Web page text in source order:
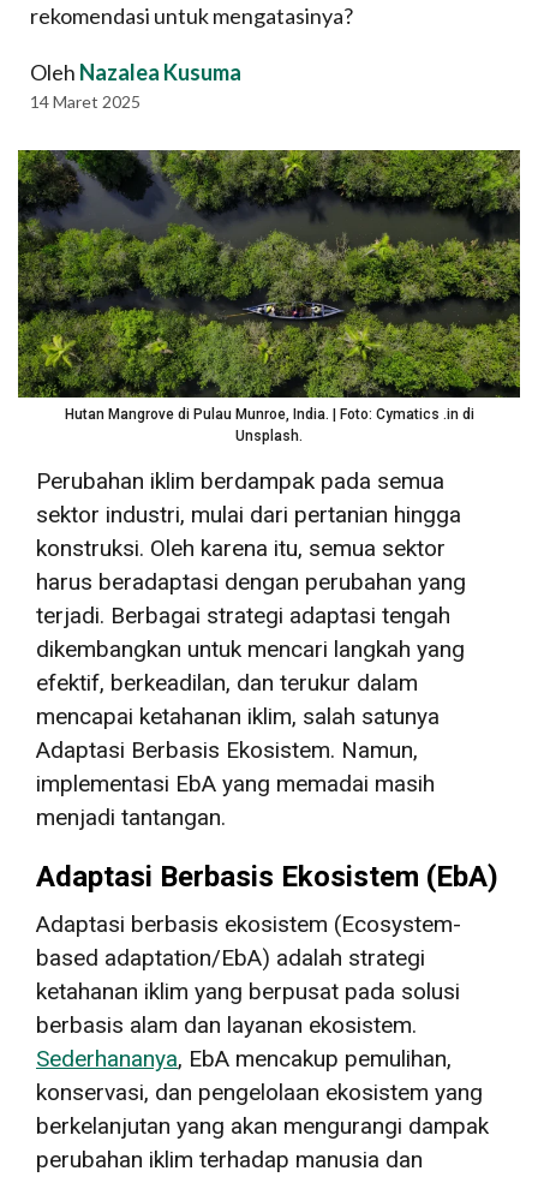
rekomendasi untuk mengatasinya?
Oleh Nazalea Kusuma
14 Maret 2025
Hutan Mangrove di Pulau Munroe, India. | Foto: Cymatics .in di
Unsplash.
Perubahan iklim berdampak pada semua
sektor industri, mulai dari pertanian hingga
konstruksi. Oleh karena itu, semua sektor
harus beradaptasi dengan perubahan yang
terjadi. Berbagai strategi adaptasi tengah
dikembangkan untuk mencari langkah yang
efektif, berkeadilan, dan terukur dalam
mencapai ketahanan iklim, salah satunya
Adaptasi Berbasis Ekosistem. Namun,
implementasi EbA yang memadai masih
menjadi tantangan.
Adaptasi Berbasis Ekosistem (EbA)
Adaptasi berbasis ekosistem (Ecosystem-
based adaptation/EbA) adalah strategi
ketahanan iklim yang berpusat pada solusi
berbasis alam dan layanan ekosistem.
Sederhananya, EbA mencakup pemulihan,
konservasi, dan pengelolaan ekosistem yang
berkelanjutan yang akan mengurangi dampak
perubahan iklim terhadap manusia dan